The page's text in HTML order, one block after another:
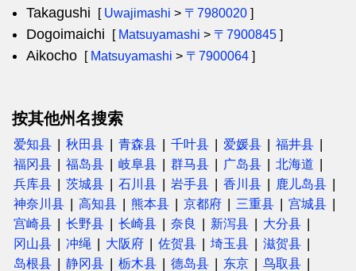
Takagushi [ Uwajimashi > 〒7980020 ]
Dogoimaichi [ Matsuyamashi > 〒7900845 ]
Aikocho [ Matsuyamashi > 〒7900064 ]
按其他州名搜索
爱知县 秋田县 青森县 千叶县 爱媛县
福井县
福冈县
福岛县 岐阜县 群马县 广岛县
北海道
兵库县
茨城县 石川县 岩手县 香川县
鹿儿岛县
神奈川县
高知县 熊本县 京都府 三重县
宫城县
宫崎县
长野县 长崎县 奈良 新泻县
大分县
冈山县
冲绳 大阪府 佐贺县 埼玉县
滋贺县
岛根县
静冈县 栃木县 德岛县 东京
鸟取县